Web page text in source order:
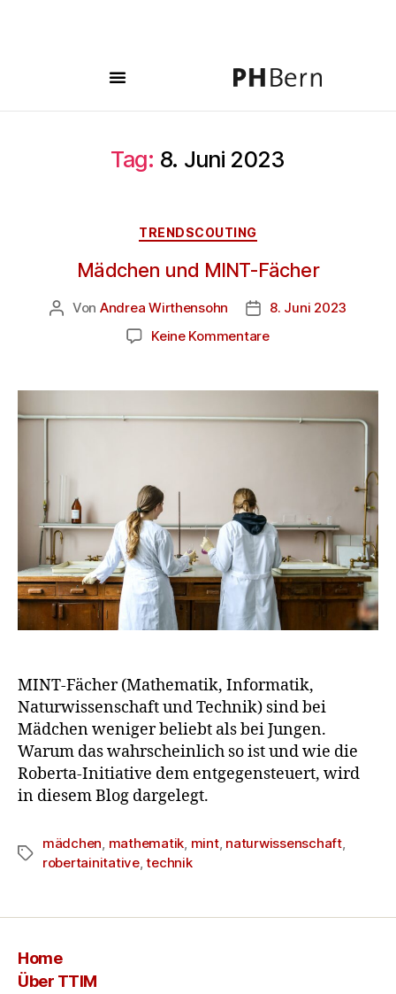
Tag: 8. Juni 2023
TRENDSCOUTING
Mädchen und MINT-Fächer
Von Andrea Wirthensohn
8. Juni 2023
Keine Kommentare
MINT-Fächer (Mathematik, Informatik,
Naturwissenschaft und Technik) sind bei
Mädchen weniger beliebt als bei Jungen.
Warum das wahrscheinlich so ist und wie die
Roberta-Initiative dem entgegensteuert, wird
in diesem Blog dargelegt.
mädchen, mathematik, mint, naturwissenschaft,
robertainitative,technik
Home
Über TTIM